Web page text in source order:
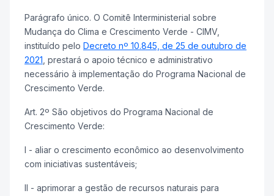
Parágrafo único. O Comitê Interministerial sobre
Mudança do Clima e Crescimento Verde - CIMV,
instituído pelo Decreto nº 10.845, de 25 de outubro de
2021 , prestará o apoio técnico e administrativo
necessário à implementação do Programa Nacional de
Crescimento Verde.
Art. 2º São objetivos do Programa Nacional de
Crescimento Verde:
I - aliar o crescimento econômico ao desenvolvimento
com iniciativas sustentáveis;
II - aprimorar a gestão de recursos naturais para